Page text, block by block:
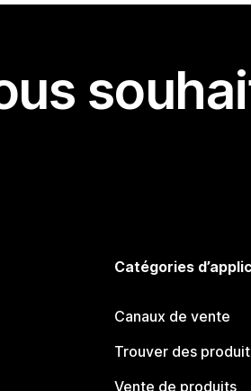
Catégories
Canaux de vente
Trouver des
Vente de produits